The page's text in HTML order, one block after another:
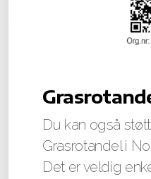
Du kan også
Grasrotandel i
Det er veldig